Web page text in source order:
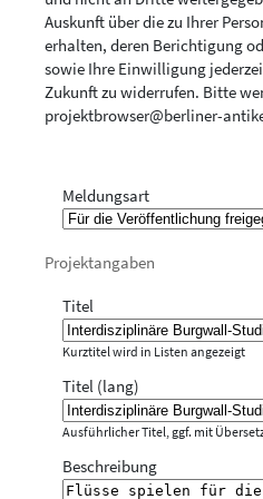
Auskunft über die zu Ihrer
erhalten, deren Berichtigung
sowie Ihre Einwilligung
Zukunft zu widerrufen. Bitte
projektbrowser@berliner-
Meldungsart
Projektangaben
Titel
Kurztitel wird in Listen angezeigt
Titel (lang)
Ausführlicher Titel, ggf. mit
Beschreibung